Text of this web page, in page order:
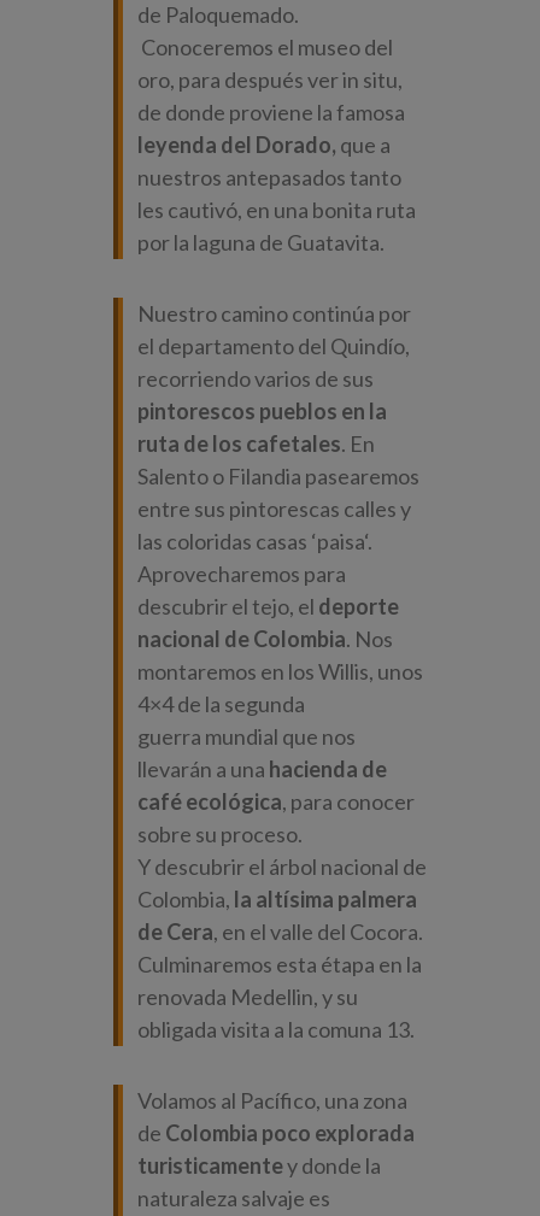
de Paloquemado.
Conoceremos el museo del
oro, para después ver in situ,
de donde proviene la famosa
leyenda del Dorado, que a
nuestros antepasados tanto
les cautivó, en una bonita ruta
por la laguna de Guatavita.
Nuestro camino continúa por
el departamento del Quindío,
recorriendo varios de sus
pintorescos pueblos en la
ruta de los cafetales. En
Salento o Filandia pasearemos
entre sus pintorescas calles y
las coloridas casas ‘paisa‘.
Aprovecharemos para
descubrir el tejo, el deporte
nacional de Colombia. Nos
montaremos en losWillis, unos
4×4 de la segunda
guerra mundial que nos
llevarán a una hacienda de
café ecológica, para conocer
sobre su proceso.
Y descubrir el árbol nacional de
Colombia, la altísima palmera
de Cera, en el valle del Cocora.
Culminaremos esta étapa en la
renovada Medellin, y su
obligada visita a la comuna 13.
Volamos al Pacífico, una zona
de Colombia poco explorada
turisticamentey donde la
naturaleza salvaje es